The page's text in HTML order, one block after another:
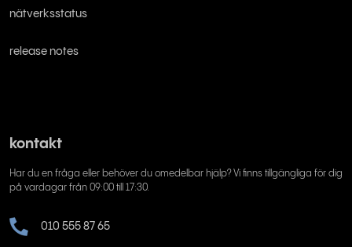
nätverksstatus
release notes
kontakt
Har du en fråga eller behöver du omedelbar hjälp? Vi finns tillgängliga för dig
på vardagar från 09:00 till 17:30.
010 555 87 65